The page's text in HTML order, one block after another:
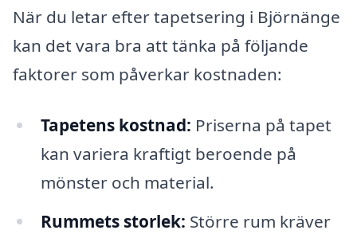
När du letar efter tapetsering i Björnänge
kan det vara bra att tänka på följande
faktorer som påverkar kostnaden:
Tapetens kostnad: Priserna på tapet
kan variera kraftigt beroende på
mönster och material.
Rummets storlek: Större rum kräver